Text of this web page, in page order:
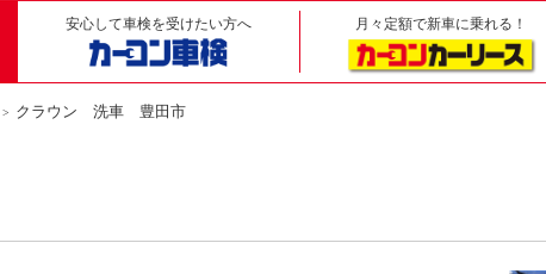
安心して車検を受けたい方へ 月々定額で新車に乗れる！
クラウン 洗車 豊田市